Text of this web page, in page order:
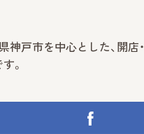
神戸市を中心とした、開
。